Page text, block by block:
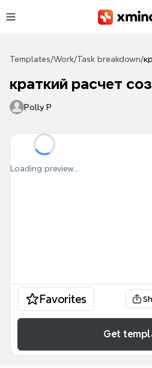
Templates/Work/Task breakdown/
краткий расчет
Polly P
Loading preview...
Favorites
Get